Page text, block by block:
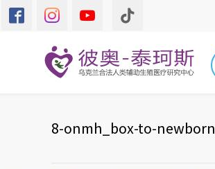
8-onmh_box-to-newborn